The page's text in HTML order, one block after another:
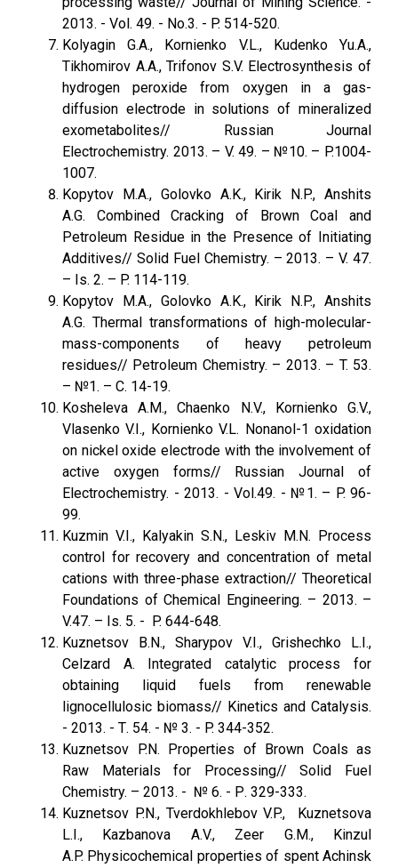
2013. - Vol. 49. - No.3. - P. 514-520.
Kolyagin G.A., Kornienko V.L., Kudenko Yu.A.,
Tikhomirov A.A., Trifonov S.V. Electrosynthesis of
hydrogen peroxide from oxygen in a gas-
diffusion electrode in solutions of mineralized
exometabolites// Russian Journal
Electrochemistry. 2013. – V. 49. – №10. – P.1004-
1007.
Kopytov M.A., Golovko A.K., Kirik N.P., Anshits
А.G. Combined Cracking of Brown Coal and
Petroleum Residue in the Presence of Initiating
Additives// Solid Fuel Chemistry. – 2013. – V. 47.
– Is. 2. – P. 114-119.
Kopytov M.A., Golovko A.K., Kirik N.P., Anshits
A.G. Thermal transformations of high-molecular-
mass-components of heavy petroleum
residues// Petroleum Chemistry. – 2013. – T. 53.
– №1. – C. 14-19.
Kosheleva A.M., Chaenko N.V., Kornienko G.V.,
Vlasenko V.I., Kornienko V.L. Nonanol-1 oxidation
on nickel oxide electrode with the involvement of
active oxygen forms// Russian Journal of
Electrochemistry. - 2013. - Vol.49. - №1. – P. 96-
99.
Kuzmin V.I., Kalyakin S.N., Leskiv M.N. Process
control for recovery and concentration of metal
cations with three-phase extraction// Theoretical
Foundations of Chemical Engineering. – 2013. –
V.47. – Is. 5. - P. 644-648.
Kuznetsov B.N., Sharypov V.I., Grishechko L.I.,
Celzard A. Integrated catalytic process for
obtaining liquid fuels from renewable
lignocellulosic biomass// Kinetics and Catalysis.
- 2013. - Т. 54. - № 3. - P. 344-352.
Kuznetsov P.N. Properties of Brown Coals as
Raw Materials for Processing// Solid Fuel
Chemistry. – 2013. - № 6. - Р. 329-333.
Kuznetsov P.N., Tverdokhlebov V.P., Kuznetsova
L.I., Kazbanova A.V., Zeer G.M., Kinzul
A.P. Physicochemical properties of spent Achinsk